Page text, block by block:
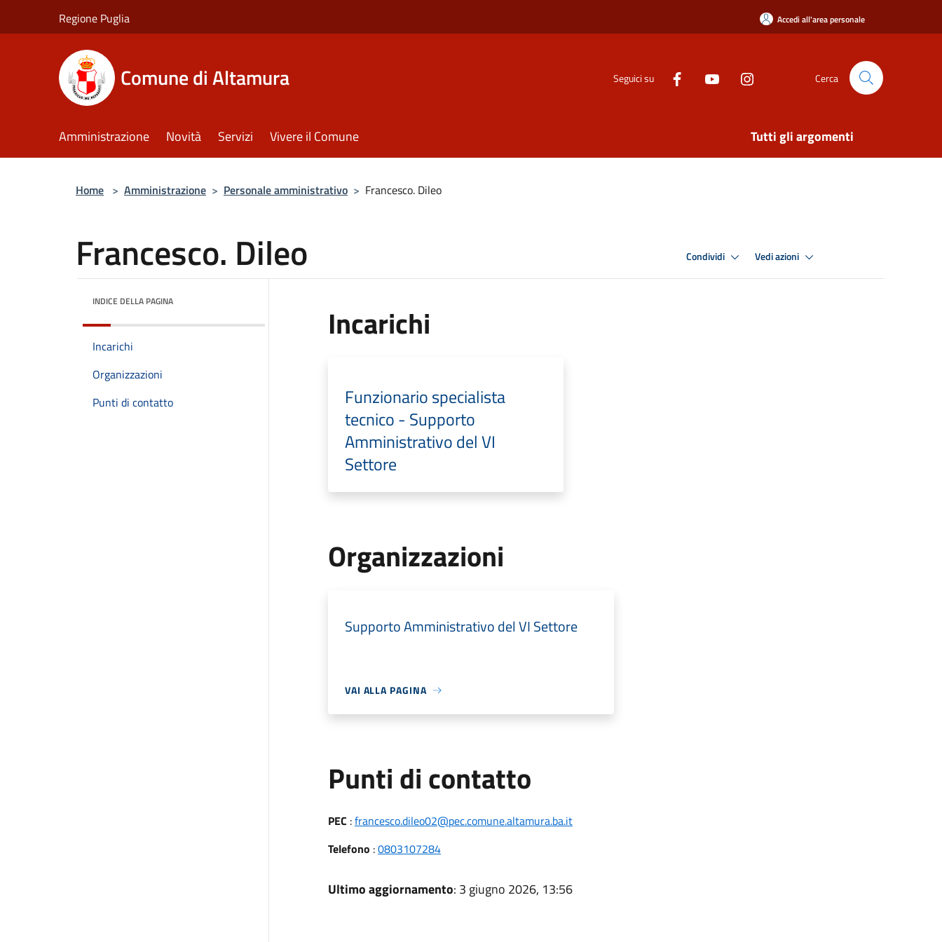
Regione Puglia Accedi all'area personale
Comune di Altamura Seguici su Cerca
Amministrazione Novità Servizi Vivere il Comune Tutti gli argomenti
Home > Amministrazione > Personale amministrativo > Francesco. Dileo
Francesco. Dileo Condividi Vedi azioni
INDICE DELLA PAGINA
Incarichi
Organizzazioni
Punti di contatto
Incarichi
Funzionario specialista
tecnico - Supporto
Amministrativo del VI
Settore
Organizzazioni
Supporto Amministrativo del VI Settore
VAI ALLA PAGINA
Punti di contatto
PEC :francesco.dileo02@pec.comune.altamura.ba.it
Telefono :0803107284
Ultimo aggiornamento: 3 giugno 2026, 13:56